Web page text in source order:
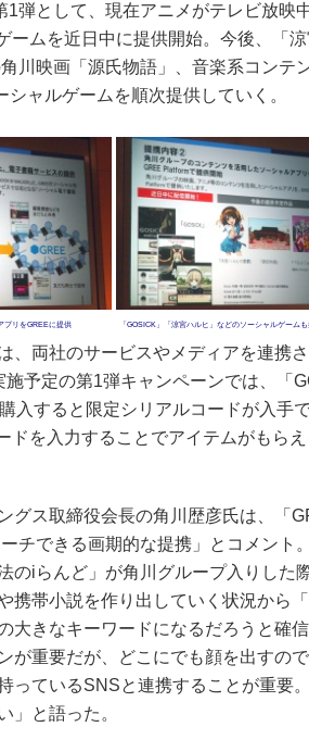
1弾として、現在アニメがテレビ放映
ームを近日中に提供開始。今後、「
川映画「源氏物語」、音楽系コンテ
ャルゲームを順次提供していく。
プリをGREEに提供 「GOSICK」「涼宮ハルヒ」などのソーシャルゲームも
、両社のサービスやメディアを連携
予定の第1弾キャンペーンでは、「
入すると限定シリアルコードが入手
ドを入力することでアイテムがもら
グス取締役会長の角川歴彦氏は、「
チできる画期的な提携」とコメント
のiらんど」が角川グループ入りした
携帯小説を作り出していく状況から
大きなキーワードになるだろうと確信
が重要だが、どこにでも顔を出すの
っているSNSと連携することが重要
」と語った。